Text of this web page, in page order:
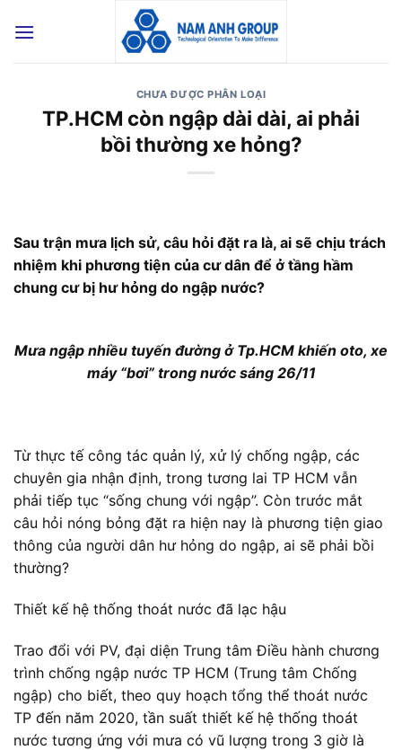
qua
CHƯA ĐƯỢC PHÂN LOẠI
TP.HCM còn ngập dài dài, ai phải
bồi thường xe hỏng?
Sau trận mưa lịch sử, câu hỏi đặt ra là, ai sẽ chịu trách
nhiệm khi phương tiện của cư dân để ở tầng hầm
chung cư bị hư hỏng do ngập nước?
Mưa ngập nhiều tuyến đường ở Tp.HCM khiến oto, xe
máy “bơi” trong nước sáng 26/11
Từ thực tế công tác quản lý, xử lý chống ngập, các
chuyên gia nhận định, trong tương lai TP HCM vẫn
phải tiếp tục “sống chung với ngập”. Còn trước mắt
câu hỏi nóng bỏng đặt ra hiện nay là phương tiện giao
thông của người dân hư hỏng do ngập, ai sẽ phải bồi
thường?
Thiết kế hệ thống thoát nước đã lạc hậu
Trao đổi với PV, đại diện Trung tâm Điều hành chương
trình chống ngập nước TP HCM (Trung tâm Chống
ngập) cho biết, theo quy hoạch tổng thể thoát nước
TP đến năm 2020, tần suất thiết kế hệ thống thoát
nước tương ứng với mưa có vũ lượng trong 3 giờ là